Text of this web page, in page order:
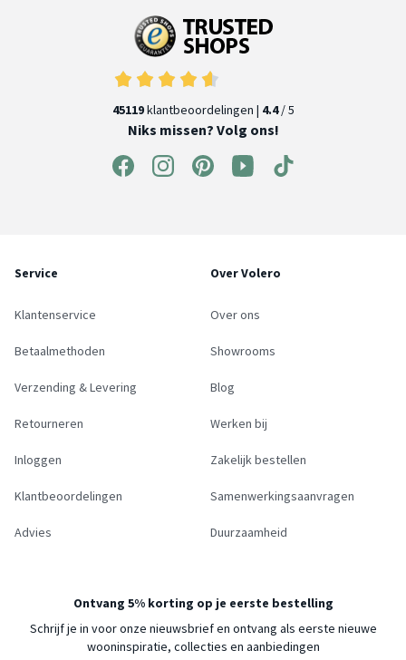
45119klantbeoordelingen | 4.4/ 5
Niks missen? Volg ons!
Service
Klantenservice
Betaalmethoden
Verzending & Levering
Retourneren
Inloggen
Klantbeoordelingen
Advies
Over Volero
Over ons
Showrooms
Blog
Werken bij
Zakelijk bestellen
Samenwerkingsaanvragen
Duurzaamheid
Ontvang 5% korting op je eerste bestelling
Schrijf je in voor onze nieuwsbrief en ontvang als eerste nieuwe
wooninspiratie, collecties en aanbiedingen